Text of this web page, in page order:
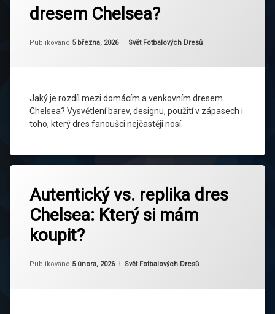
dresem Chelsea?
Publikováno 5 března, 2026
Aktualizováno 5 března, 2026
Od Ruby
Kategorie:
Svět Fotbalových Dresů
Jaký je rozdíl mezi domácím a venkovním dresem
Chelsea? Vysvětlení barev, designu, použití v zápasech i
toho, který dres fanoušci nejčastěji nosí.
domácí
dres
Chelsea
rozdíl
domácí
a
venkovní
dres
venkovní
rozdíl
mezi
a
Autentický vs. replika dres
Chelsea: Který si mám
koupit?
Publikováno 5 února, 2026
Aktualizováno 5 února, 2026
Od Ruby
Kategorie:
Svět Fotbalových Dresů
autentický
dres
Chelsea
komentář
na
Autentický
vs.
replika
dres
Který